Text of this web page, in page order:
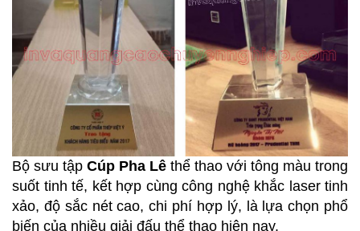
Bộ sưu tập Cúp Pha Lê thể thao với tông màu trong
suốt tinh tế, kết hợp cùng công nghệ khắc laser tinh
xảo, độ sắc nét cao, chi phí hợp lý, là lựa chọn phổ
biến của nhiều giải đấu thể thao hiện nay.